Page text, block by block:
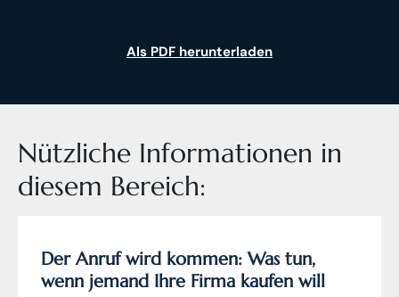
Als PDF herunterladen
Nützliche Informationen in
diesem Bereich:
Der Anruf wird kommen: Was tun,
wenn jemand Ihre Firma kaufen will